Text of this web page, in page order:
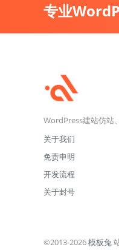
专业
WordPress建站仿站
关于我们
免责申明
开发流程
关于封号
©2013-2026模板兔